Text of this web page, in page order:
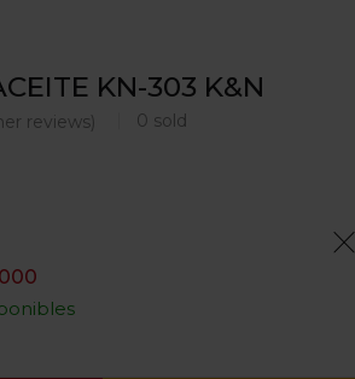
KN-303 K&N
reviews) 0 sold